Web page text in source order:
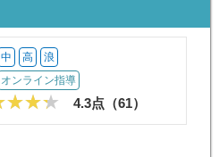
中 高 浪
オンライン指導
4.3点（61）